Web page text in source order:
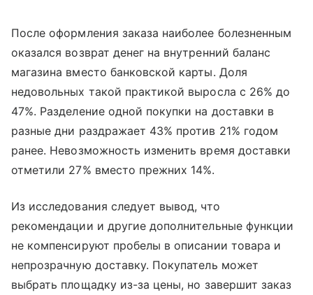
После оформления заказа наиболее болезненным
оказался возврат денег на внутренний баланс
магазина вместо банковской карты. Доля
недовольных такой практикой выросла с 26% до
47%. Разделение одной покупки на доставки в
разные дни раздражает 43% против 21% годом
ранее. Невозможность изменить время доставки
отметили 27% вместо прежних 14%.
Из исследования следует вывод, что
рекомендации и другие дополнительные функции
не компенсируют пробелы в описании товара и
непрозрачную доставку. Покупатель может
выбрать площадку из-за цены, но завершит заказ